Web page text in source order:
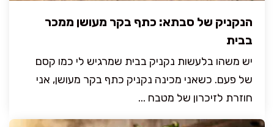
הנקניק של סבתא: כתף בקר מעושן ממכר
בבית
יש משהו בלעשות נקניק בבית שמרגיש לי כמו קסם
של פעם. כשאני מכינה נקניק כתף בקר מעושן, אני
חוזרת לזיכרון של מטבח ...